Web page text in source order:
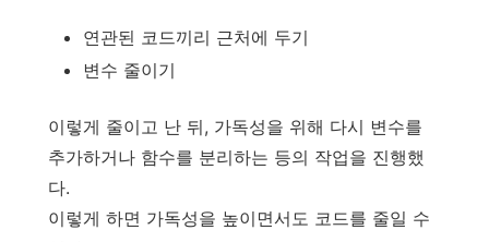
연관된 코드끼리 근처에 두기
변수 줄이기
이렇게 줄이고 난 뒤, 가독성을 위해 다시 변수를
추가하거나 함수를 분리하는 등의 작업을 진행했
다.
이렇게 하면 가독성을 높이면서도 코드를 줄일 수